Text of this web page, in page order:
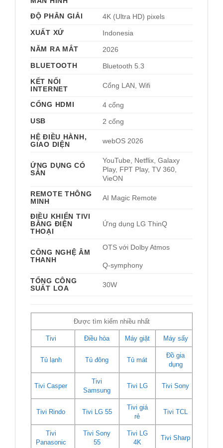
ĐỘ PHÂN GIẢI
4K (Ultra HD) pixels
XUẤT XỨ
Indonesia
NĂM RA MẮT
2026
BLUETOOTH
Bluetooth 5.3
KẾT NỐI
INTERNET
Cổng LAN, Wifi
CỔNG HDMI
4 cổng
USB
2 cổng
HỆ ĐIỀU HÀNH,
GIAO DIỆN
webOS 2026
ỨNG DỤNG CÓ
SẴN
YouTube, Netflix, Galaxy
Play, FPT Play, TV 360,
VieON
REMOTE THÔNG
MINH
AI Magic Remote
ĐIỀU KHIỂN TIVI
BẰNG ĐIỆN
THOẠI
Ứng dụng LG ThinQ
CÔNG NGHỆ ÂM
THANH
OTS với Dolby Atmos
Q-symphony
TỔNG CÔNG
SUẤT LOA
30W
Được tìm kiếm nhiều nhất
Tivi Điều hòa Máy giặt Máy sấy
Tủ lạnh Tủ đông Tủ mát
Đồ gia
dụng
Tivi Casper
Tivi
Samsung
Tivi LG Tivi Sony
Tivi Rindo Tivi LG 55
Tivi giá
rẻ
Tivi TCL
Tivi
Panasonic
Tivi Sony
55
Tivi LG
4K
Tivi Sharp